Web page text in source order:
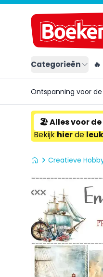
Categorieën
Ontspanning voor
🏖️ Alles voor
Bekijkhierde
Creatieve